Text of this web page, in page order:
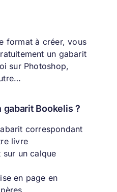
format à créer, vous
un gabarit
sur Photoshop,
Bookelis ?
correspondant
livre
sur un calque
en page en